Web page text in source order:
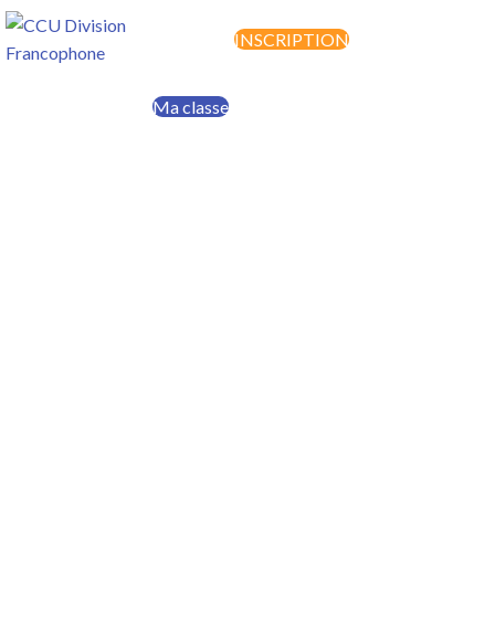
INSCRIPTION
Ma classe